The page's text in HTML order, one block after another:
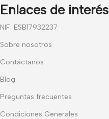
Enlaces de interés
NIF: ESB17932237
Sobre nosotros
Contáctanos
Blog
Preguntas frecuentes
Condiciones Generales